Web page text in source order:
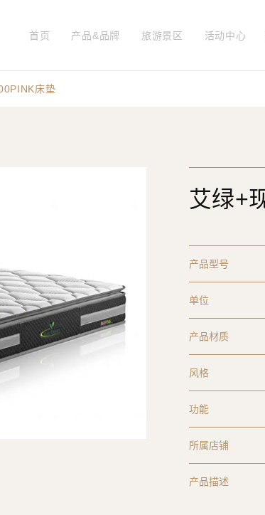
首页 产品&品牌 旅游景区 活动中心
床垫
艾绿+
产品型号
单位
产品材质
风格
功能
所属店铺
产品描述